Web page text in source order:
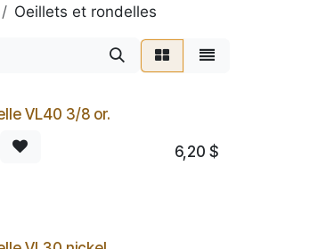
Oeillets et rondelles
VL40 3/8 or.
6,20 $